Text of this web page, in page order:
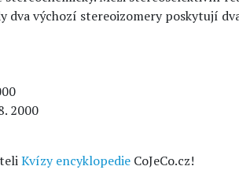
dva výchozí stereoizomery poskytují
2000
Kvízy encyklopedie CoJeCo.cz!